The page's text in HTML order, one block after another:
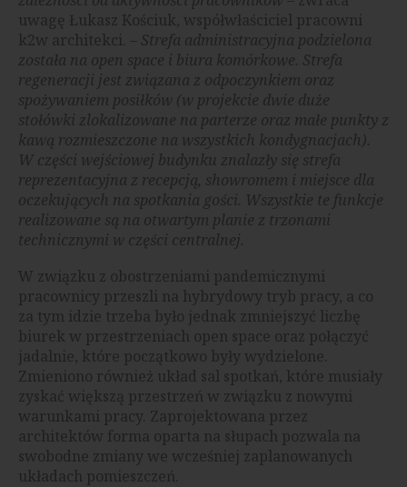
uwagę Łukasz Kościuk, współwłaściciel pracowni
k2w architekci. – Strefa administracyjna podzielona
została na open space i biura komórkowe. Strefa
regeneracji jest związana z odpoczynkiem oraz
spożywaniem posiłków (w projekcie dwie duże
stołówki zlokalizowane na parterze oraz małe punkty z
kawą rozmieszczone na wszystkich kondygnacjach).
W części wejściowej budynku znalazły się strefa
reprezentacyjna z recepcją, showromem i miejsce dla
oczekujących na spotkania gości. Wszystkie te funkcje
realizowane są na otwartym planie z trzonami
technicznymi w części centralnej.
W związku z obostrzeniami pandemicznymi
pracownicy przeszli na hybrydowy tryb pracy, a co
za tym idzie trzeba było jednak zmniejszyć liczbę
biurek w przestrzeniach open space oraz połączyć
jadalnie, które początkowo były wydzielone.
Zmieniono również układ sal spotkań, które musiały
zyskać większą przestrzeń w związku z nowymi
warunkami pracy. Zaprojektowana przez
architektów forma oparta na słupach pozwala na
swobodne zmiany we wcześniej zaplanowanych
układach pomieszczeń.